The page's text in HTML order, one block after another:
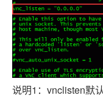
说明1 ：vnclisten默